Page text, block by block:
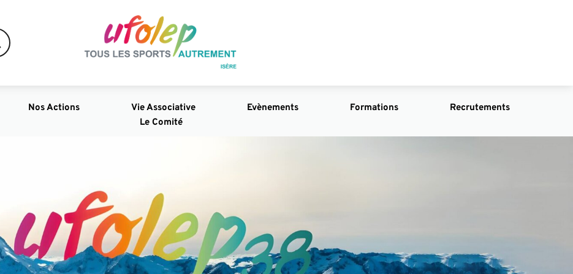
Nos Actions Vie Associative Evènements Formations
Recrutements
Le Comité